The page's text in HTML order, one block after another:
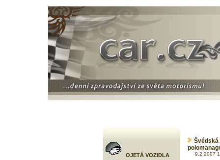
OJETÁ VOZIDLA 9.2.2007